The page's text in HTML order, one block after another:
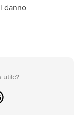
danno
utile?